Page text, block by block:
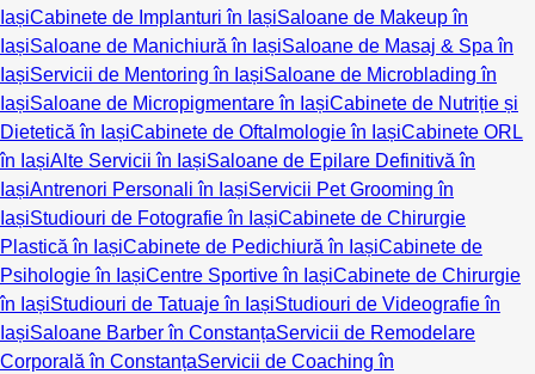
IașiCabinete de Implanturi în IașiSaloane de Makeup în
IașiSaloane de Manichiură în IașiSaloane de Masaj & Spa în
IașiServicii de Mentoring în IașiSaloane de Microblading în
IașiSaloane de Micropigmentare în IașiCabinete de Nutriție și
Dietetică în IașiCabinete de Oftalmologie în IașiCabinete ORL
în IașiAlte Servicii în IașiSaloane de Epilare Definitivă în
IașiAntrenori Personali în IașiServicii Pet Grooming în
IașiStudiouri de Fotografie în IașiCabinete de Chirurgie
Plastică în IașiCabinete de Pedichiură în IașiCabinete de
Psihologie în IașiCentre Sportive în IașiCabinete de Chirurgie
în IașiStudiouri de Tatuaje în IașiStudiouri de Videografie în
IașiSaloane Barber în ConstanțaServicii de Remodelare
Corporală în ConstanțaServicii de Coaching în